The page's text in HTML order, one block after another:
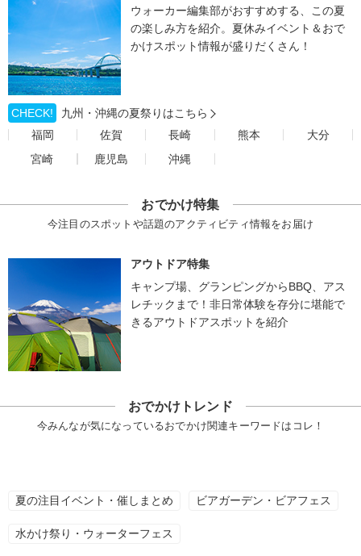
ウォーカー編集部がおすすめする、この夏
の楽しみ方を紹介。夏休みイベント＆おで
かけスポット情報が盛りだくさん！
CHECK!
九州・沖縄の夏祭りはこちら
福岡
佐賀 長崎 熊本
大分
宮崎
鹿児島 沖縄
おでかけ特集
今注目のスポットや話題のアクティビティ情報をお届け
アウトドア特集
キャンプ場、グランピングからBBQ、アス
レチックまで！非日常体験を存分に堪能で
きるアウトドアスポットを紹介
おでかけトレンド
今みんなが気になっているおでかけ関連キーワードはコレ！
夏の注目イベント・催しまとめ ビアガーデン・ビアフェス
水かけ祭り・ウォーターフェス